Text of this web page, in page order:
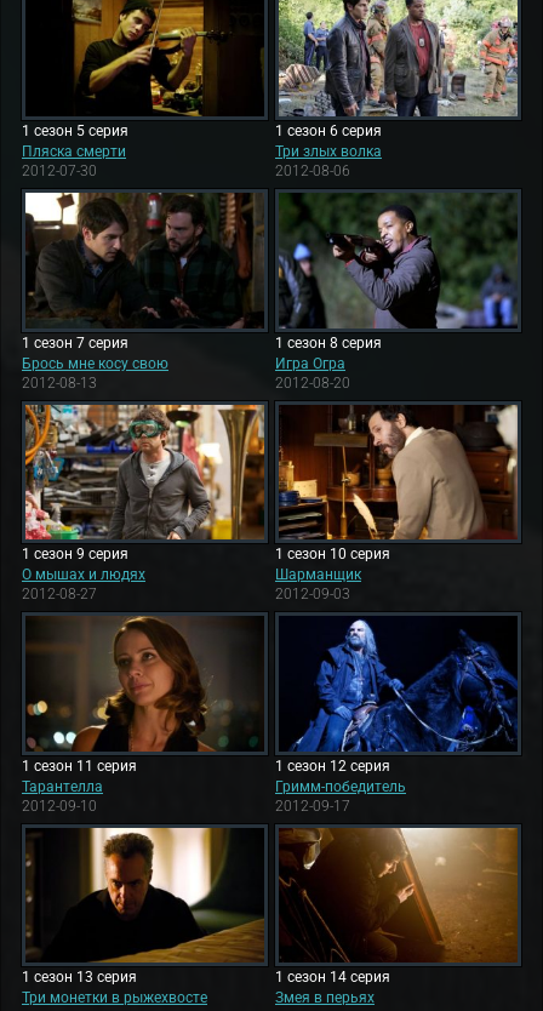
1 сезон 5 серия
Пляска смерти
2012-07-30
1 сезон 6 серия
Три злых волка
2012-08-06
1 сезон 7 серия
Брось мне косу свою
2012-08-13
1 сезон 8 серия
Игра Огра
2012-08-20
1 сезон 9 серия
О мышах и людях
2012-08-27
1 сезон 10 серия
Шарманщик
2012-09-03
1 сезон 11 серия
Тарантелла
2012-09-10
1 сезон 12 серия
Гримм-победитель
2012-09-17
1 сезон 13 серия
Три монетки в рыжехвосте
1 сезон 14 серия
Змея в перьях